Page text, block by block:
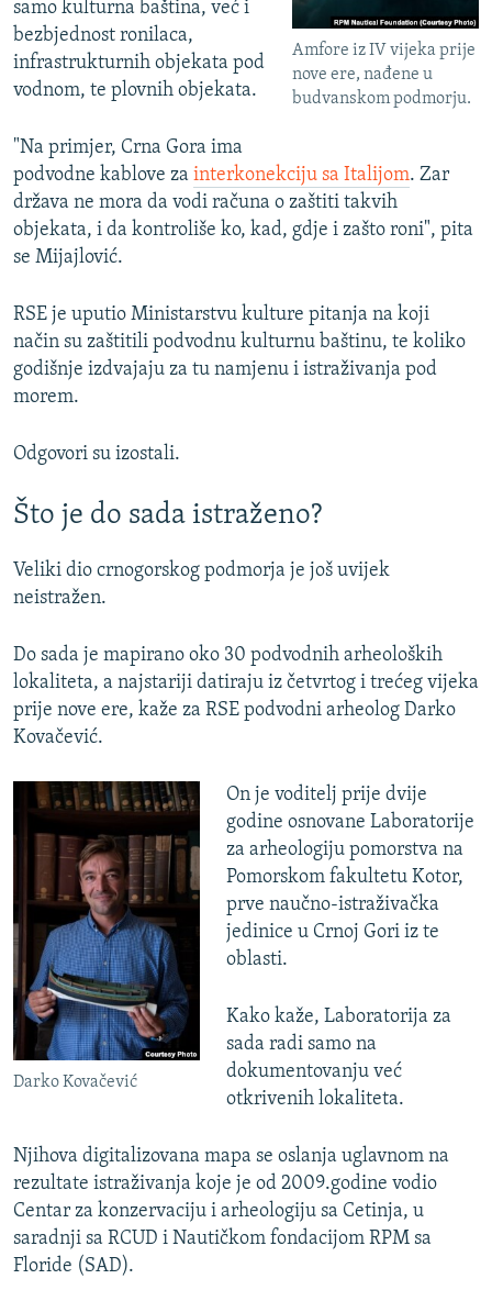
Amfore iz IV vijeka prije
nove ere, nađene u
budvanskom podmorju.
samo kulturna baština, već i
bezbjednost ronilaca,
infrastrukturnih objekata pod
vodnom, te plovnih objekata.
"Na primjer, Crna Gora ima
podvodne kablove za interkonekciju sa Italijom. Zar
država ne mora da vodi računa o zaštiti takvih
objekata, i da kontroliše ko, kad, gdje i zašto roni", pita
se Mijajlović.
RSE je uputio Ministarstvu kulture pitanja na koji
način su zaštitili podvodnu kulturnu baštinu, te koliko
godišnje izdvajaju za tu namjenu i istraživanja pod
morem.
Odgovori su izostali.
Što je do sada istraženo?
Veliki dio crnogorskog podmorja je još uvijek
neistražen.
Do sada je mapirano oko 30 podvodnih arheoloških
lokaliteta, a najstariji datiraju iz četvrtog i trećeg vijeka
prije nove ere, kaže za RSE podvodni arheolog Darko
Kovačević.
Darko Kovačević
On je voditelj prije dvije
godine osnovane Laboratorije
za arheologiju pomorstva na
Pomorskom fakultetu Kotor,
prve naučno-istraživačka
jedinice u Crnoj Gori iz te
oblasti.
Kako kaže, Laboratorija za
sada radi samo na
dokumentovanju već
otkrivenih lokaliteta.
Njihova digitalizovana mapa se oslanja uglavnom na
rezultate istraživanja koje je od 2009.godine vodio
Centar za konzervaciju i arheologiju sa Cetinja, u
saradnji sa RCUD i Nautičkom fondacijom RPM sa
Floride (SAD).